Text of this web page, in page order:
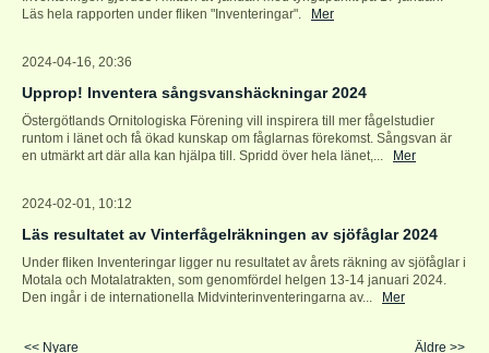
Läs hela rapporten under fliken "Inventeringar".
Mer
2024-04-16, 20:36
Upprop! Inventera sångsvanshäckningar 2024
Östergötlands Ornitologiska Förening vill inspirera till mer fågelstudier
runtom i länet och få ökad kunskap om fåglarnas förekomst. Sångsvan är
en utmärkt art där alla kan hjälpa till. Spridd över hela länet,...
Mer
2024-02-01, 10:12
Läs resultatet av Vinterfågelräkningen av sjöfåglar 2024
Under fliken Inventeringar ligger nu resultatet av årets räkning av sjöfåglar i
Motala och Motalatrakten, som genomfördel helgen 13-14 januari 2024.
Den ingår i de internationella Midvinterinventeringarna av...
Mer
<< Nyare Äldre >>